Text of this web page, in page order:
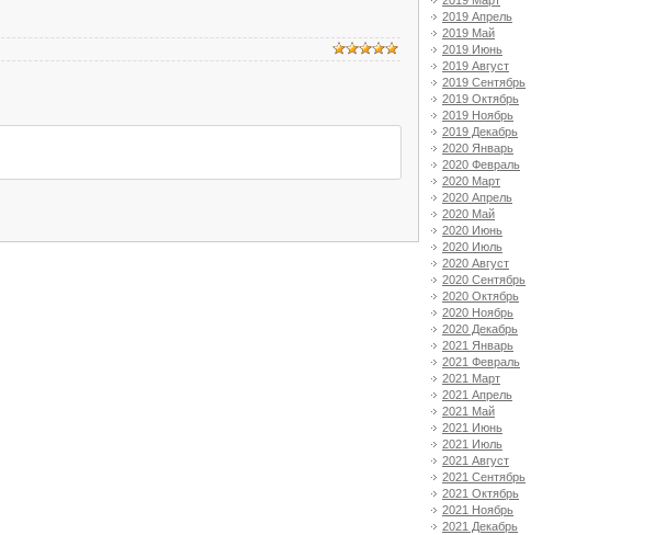
2019 Апрель
2019 Май
2019 Июнь
2019 Август
2019 Сентябрь
2019 Октябрь
2019 Ноябрь
2019 Декабрь
2020 Январь
2020 Февраль
2020 Март
2020 Апрель
2020 Май
2020 Июнь
2020 Июль
2020 Август
2020 Сентябрь
2020 Октябрь
2020 Ноябрь
2020 Декабрь
2021 Январь
2021 Февраль
2021 Март
2021 Апрель
2021 Май
2021 Июнь
2021 Июль
2021 Август
2021 Сентябрь
2021 Октябрь
2021 Ноябрь
2021 Декабрь